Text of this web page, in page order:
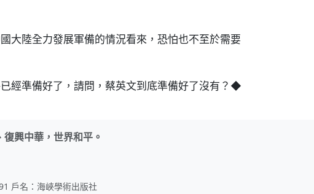
大陸全力發展軍備的情況看來，恐怕也不至於需要
經準備好了，請問，蔡英文到底準備好了沒有？◆
興中華，世界和平。
戶名：海峽學術出版社